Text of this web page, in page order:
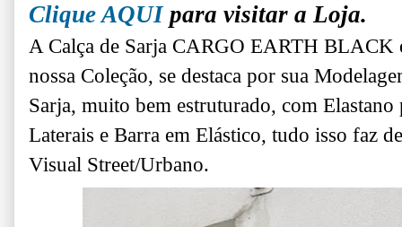
Clique AQUIpara visitar a Loja.
A Calça de Sarja CARGO EARTH BLACK
nossa Coleção, se destaca por sua
Sarja, muito bem estruturado, com
Laterais e Barra em Elástico, tudo isso faz
Visual Street/Urbano.